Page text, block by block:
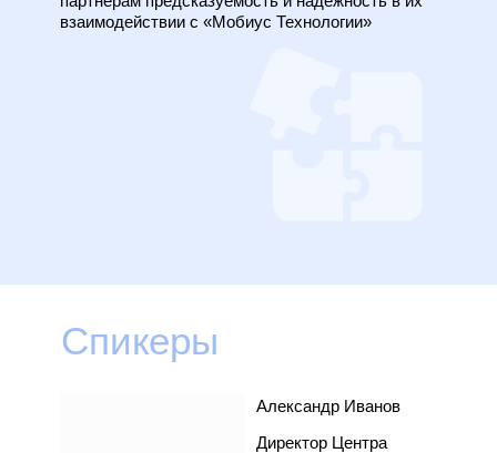
взаимодействии с «Мобиус Технологии»
Александр Иванов
Директор Центра
Спикеры